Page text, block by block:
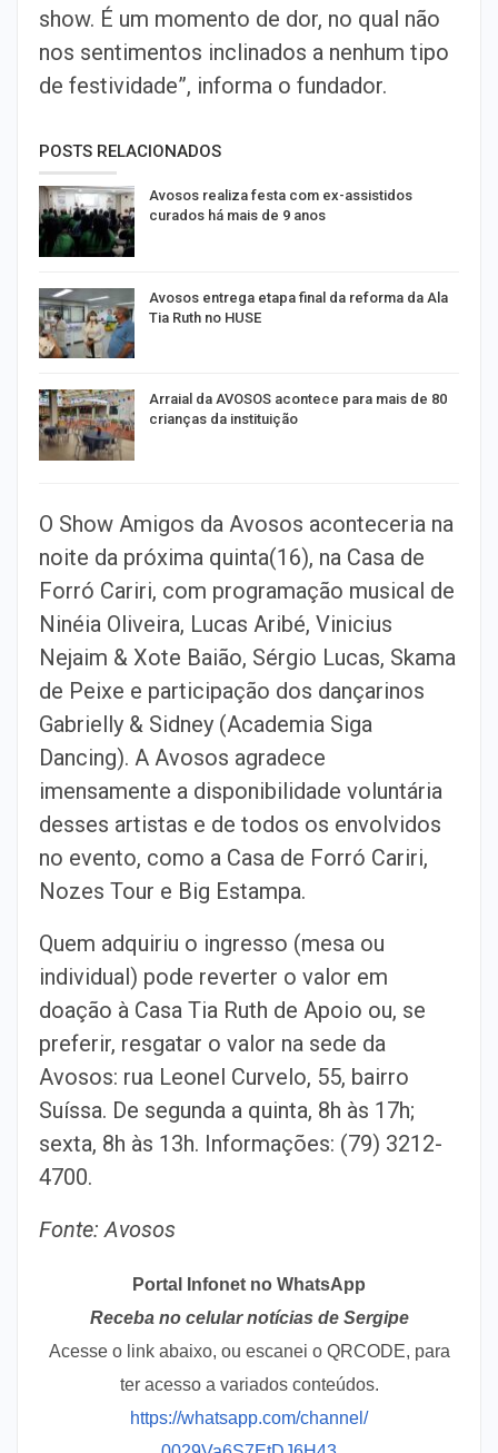
show. É um momento de dor, no qual não
nos sentimentos inclinados a nenhum tipo
de festividade”, informa o fundador.
POSTS RELACIONADOS
Avosos realiza festa com ex-assistidos
curados há mais de 9 anos
Avosos entrega etapa final da reforma da Ala
Tia Ruth no HUSE
Arraial da AVOSOS acontece para mais de 80
crianças da instituição
O Show Amigos da Avosos aconteceria na
noite da próxima quinta(16), na Casa de
Forró Cariri, com programação musical de
Ninéia Oliveira, Lucas Aribé, Vinicius
Nejaim & Xote Baião, Sérgio Lucas, Skama
de Peixe e participação dos dançarinos
Gabrielly & Sidney (Academia Siga
Dancing). A Avosos agradece
imensamente a disponibilidade voluntária
desses artistas e de todos os envolvidos
no evento, como a Casa de Forró Cariri,
Nozes Tour e Big Estampa.
Quem adquiriu o ingresso (mesa ou
individual) pode reverter o valor em
doação à Casa Tia Ruth de Apoio ou, se
preferir, resgatar o valor na sede da
Avosos: rua Leonel Curvelo, 55, bairro
Suíssa. De segunda a quinta, 8h às 17h;
sexta, 8h às 13h. Informações: (79) 3212-
4700.
Fonte: Avosos
Portal Infonet no WhatsApp
Receba no celular notícias de Sergipe
Acesse o link abaixo, ou escanei o QRCODE, para
ter acesso a variados conteúdos.
https://whatsapp.com/channel/